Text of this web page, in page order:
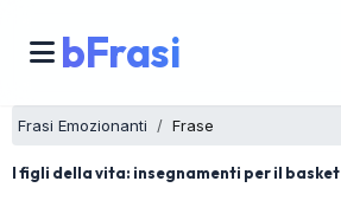
bFrasi
Frasi Emozionanti Frase
I figli della vita: insegnamenti per il basket